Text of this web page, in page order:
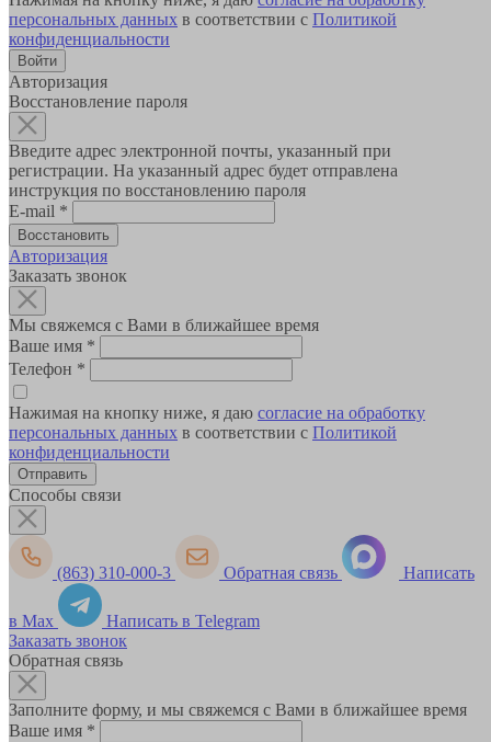
персональных данных в соответствии с Политикой
конфиденциальности
Авторизация
Восстановление пароля
Введите адрес электронной почты, указанный при
регистрации. На указанный адрес будет отправлена
инструкция по восстановлению пароля
E-mail *
Авторизация
Заказать звонок
Мы свяжемся с Вами в ближайшее время
Ваше имя *
Телефон *
Нажимая на кнопку ниже, я даю согласие на обработку
персональных данных в соответствии с Политикой
конфиденциальности
Способы связи
(863) 310-000-3 Обратная связь Написать
в Max
Написать в Telegram
Заказать звонок
Обратная связь
Заполните форму, и мы свяжемся с Вами в ближайшее время
Ваше имя *